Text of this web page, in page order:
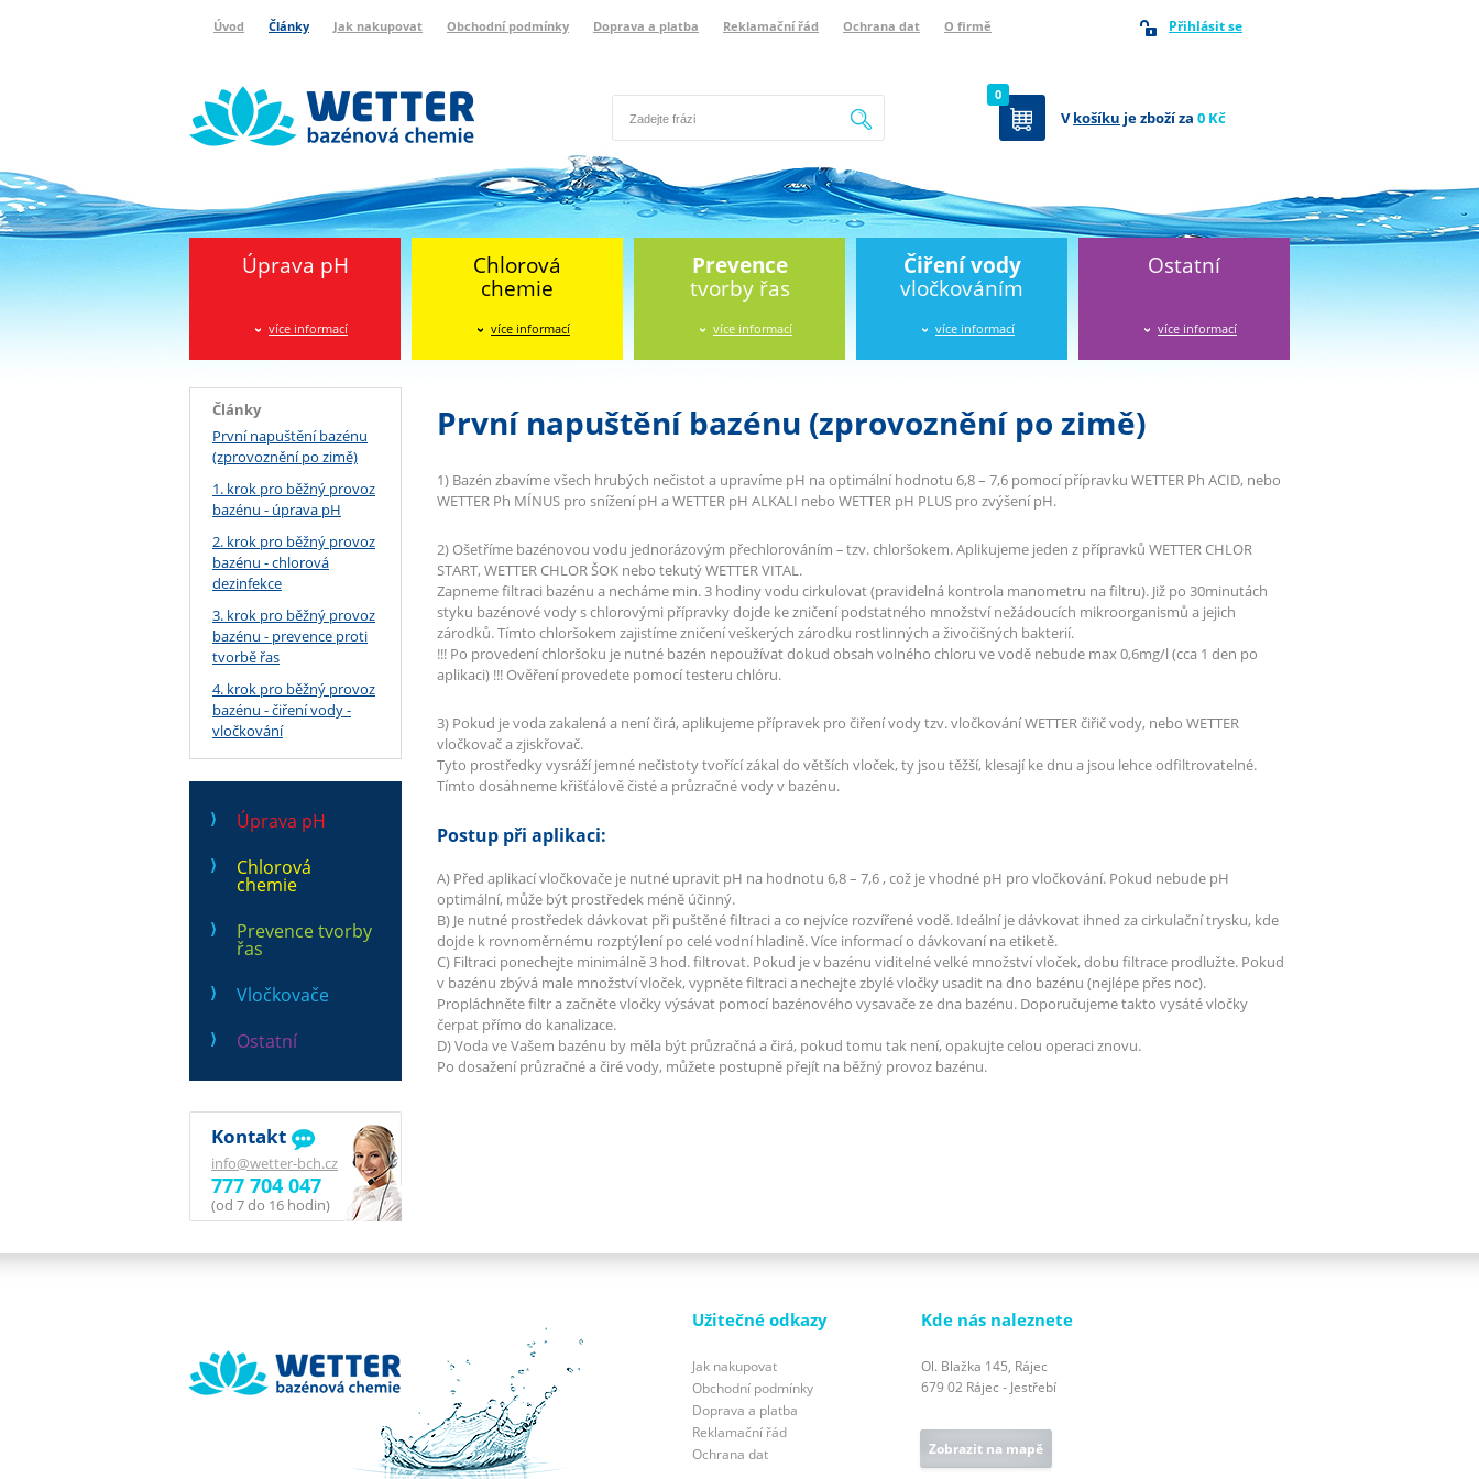
Úvod Články Jak nakupovat Obchodní podmínky Doprava a platba Reklamační řád Ochrana dat O firmě Přihlásit se
Hledat
Vkošíku je zboží za 0 Kč
0
Úprava pH
více informací
Chlorová
chemie
více informací
Prevence
tvorby řas
více informací
Čiření vody
vločkováním
více informací
Ostatní
více informací
Články
První napuštění bazénu
(zprovoznění po zimě)
1. krok pro běžný provoz
bazénu - úprava pH
2. krok pro běžný provoz
bazénu - chlorová
dezinfekce
3. krok pro běžný provoz
bazénu - prevence proti
tvorbě řas
4. krok pro běžný provoz
bazénu - čiření vody -
vločkování
Úprava pH
Chlorová
chemie
Prevence tvorby
řas
Vločkovače
Ostatní
Kontakt
info@wetter-bch.cz
777 704 047
(od 7 do 16 hodin)
První napuštění bazénu (zprovoznění po zimě)
1) Bazén zbavíme všech hrubých nečistot a upravíme pH na optimální hodnotu 6,8 – 7,6 pomocí přípravku WETTER Ph ACID, nebo
WETTER Ph MÍNUS pro snížení pH a WETTER pH ALKALI nebo WETTER pH PLUS pro zvýšení pH.
2) Ošetříme bazénovou vodu jednorázovým přechlorováním – tzv. chloršokem. Aplikujeme jeden z přípravků WETTER CHLOR
START, WETTER CHLOR ŠOK nebo tekutý WETTER VITAL.
Zapneme filtraci bazénu a necháme min. 3 hodiny vodu cirkulovat (pravidelná kontrola manometru na filtru). Již po 30minutách
styku bazénové vody s chlorovými přípravky dojde ke zničení podstatného množství nežádoucích mikroorganismů a jejich
zárodků. Tímto chloršokem zajistíme zničení veškerých zárodku rostlinných a živočišných bakterií.
!!! Po provedení chloršoku je nutné bazén nepoužívat dokud obsah volného chloru ve vodě nebude max 0,6mg/l (cca 1 den po
aplikaci) !!! Ověření provedete pomocí testeru chlóru.
3) Pokud je voda zakalená a není čirá, aplikujeme přípravek pro čiření vody tzv. vločkování WETTER čiřič vody, nebo WETTER
vločkovač a zjiskřovač.
Tyto prostředky vysráží jemné nečistoty tvořící zákal do větších vloček, ty jsou těžší, klesají ke dnu a jsou lehce odfiltrovatelné.
Tímto dosáhneme křišťálově čisté a průzračné vody v bazénu.
Postup při aplikaci:
A) Před aplikací vločkovače je nutné upravit pH na hodnotu 6,8 – 7,6 , což je vhodné pH pro vločkování. Pokud nebude pH
optimální, může být prostředek méně účinný.
B) Je nutné prostředek dávkovat při puštěné filtraci a co nejvíce rozvířené vodě. Ideální je dávkovat ihned za cirkulační trysku, kde
dojde k rovnoměrnému rozptýlení po celé vodní hladině. Více informací o dávkovaní na etiketě.
C) Filtraci ponechejte minimálně 3 hod. filtrovat. Pokud je v bazénu viditelné velké množství vloček, dobu filtrace prodlužte. Pokud
v bazénu zbývá male množství vloček, vypněte filtraci a nechejte zbylé vločky usadit na dno bazénu (nejlépe přes noc).
Propláchněte filtr a začněte vločky výsávat pomocí bazénového vysavače ze dna bazénu. Doporučujeme takto vysáté vločky
čerpat přímo do kanalizace.
D) Voda ve Vašem bazénu by měla být průzračná a čirá, pokud tomu tak není, opakujte celou operaci znovu.
Po dosažení průzračné a čiré vody, můžete postupně přejít na běžný provoz bazénu.
Užitečné odkazy
Jak nakupovat
Obchodní podmínky
Doprava a platba
Reklamační řád
Ochrana dat
Kde nás naleznete
Ol. Blažka 145, Rájec
679 02 Rájec - Jestřebí
Zobrazit na mapě